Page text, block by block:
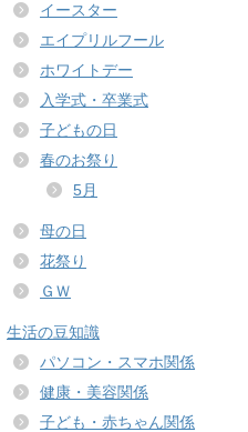
イースター
エイプリルフール
ホワイトデー
入学式・卒業式
子どもの日
春のお祭り
5月
母の日
花祭り
ＧＷ
生活の豆知識
パソコン・スマホ関係
健康・美容関係
子ども・赤ちゃん関係